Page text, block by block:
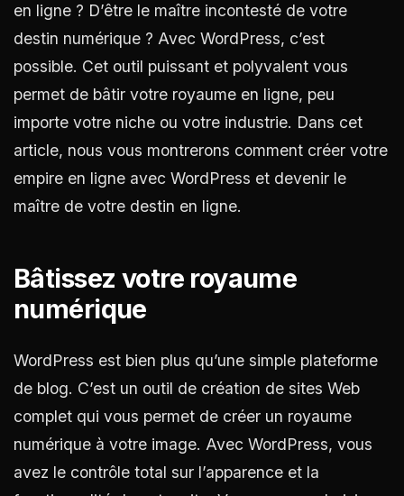
en ligne ? D’être le maître incontesté de votre
destin numérique ? Avec WordPress, c’est
possible. Cet outil puissant et polyvalent vous
permet de bâtir votre royaume en ligne, peu
importe votre niche ou votre industrie. Dans cet
article, nous vous montrerons comment créer votre
empire en ligne avec WordPress et devenir le
maître de votre destin en ligne.
Bâtissez votre royaume
numérique
WordPress est bien plus qu’une simple plateforme
de blog. C’est un outil de création de sites Web
complet qui vous permet de créer un royaume
numérique à votre image. Avec WordPress, vous
avez le contrôle total sur l’apparence et la